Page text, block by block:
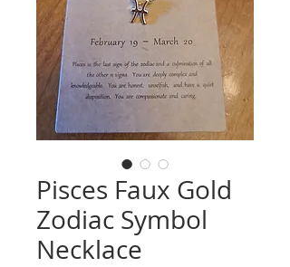
Pisces Faux Gold
Zodiac Symbol
Necklace